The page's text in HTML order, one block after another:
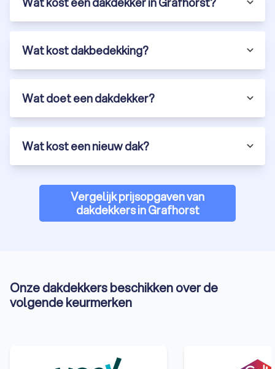
Wat kost dakbedekking?
Wat doet een dakdekker?
Wat kost een nieuw dak?
Vergelijk prijsopgaven van
dakdekkers in Grafhorst
Onze dakdekkers beschikken over de
volgende keurmerken